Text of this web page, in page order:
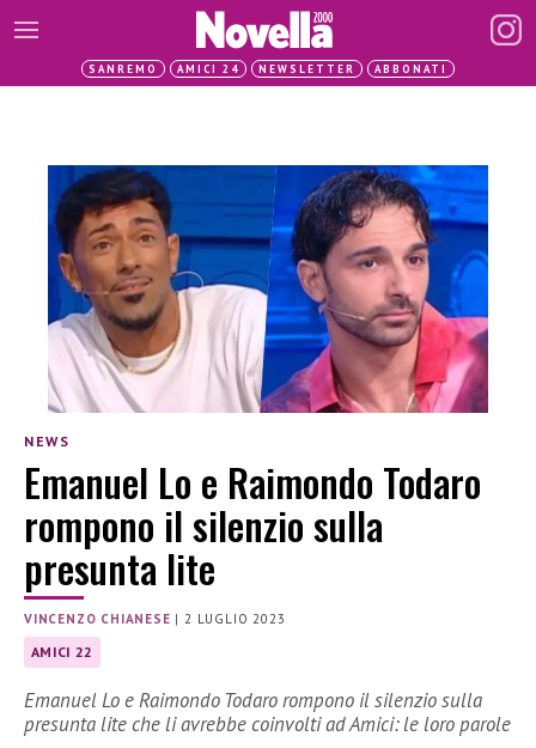
SANREMO AMICI 24 NEWSLETTER ABBONATI
NEWS
Emanuel Lo e Raimondo Todaro
rompono il silenzio sulla
presunta lite
VINCENZO CHIANESE |2 LUGLIO 2023
AMICI 22
Emanuel Lo e Raimondo Todaro rompono il silenzio sulla
presunta lite che li avrebbe coinvolti ad Amici: le loro parole